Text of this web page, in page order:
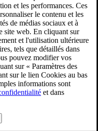
Grey
droits d’auteur, cliquez ici